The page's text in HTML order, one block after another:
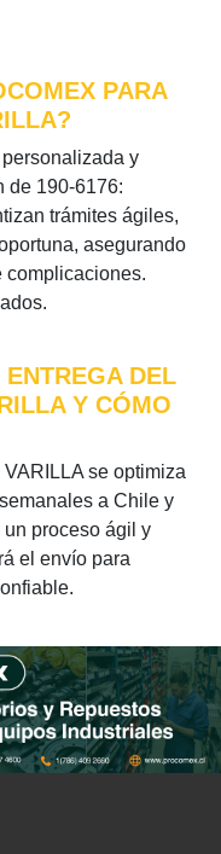
PARA
y
de 190-6176:
trámites ágiles,
asegurando
complicaciones.
DEL
Y CÓMO
se optimiza
a Chile y
proceso ágil y
el envío para